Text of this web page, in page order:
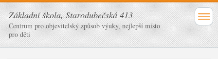
Základní škola, Starodubečská 413
Centrum pro objevitelský způsob výuky, nejlepší místo
pro děti